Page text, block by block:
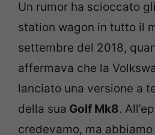
Un rumor ha scioccato
station wagon in tutto il
settembre del 2018,
affermava che la
lanciato una versione a
della sua Golf Mk8.
credevamo, ma